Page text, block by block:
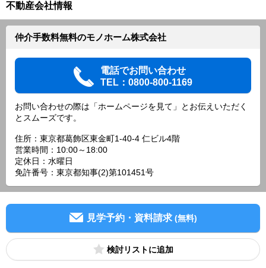
不動産会社情報
仲介手数料無料のモノホーム株式会社
電話でお問い合わせ
TEL：0800-800-1169
お問い合わせの際は「ホームページを見て」とお伝えいただく
とスムーズです。
住所：東京都葛飾区東金町1-40-4 仁ビル4階
営業時間：10:00～18:00
定休日：水曜日
免許番号：東京都知事(2)第101451号
見学予約・資料請求 (無料)
検討リスト